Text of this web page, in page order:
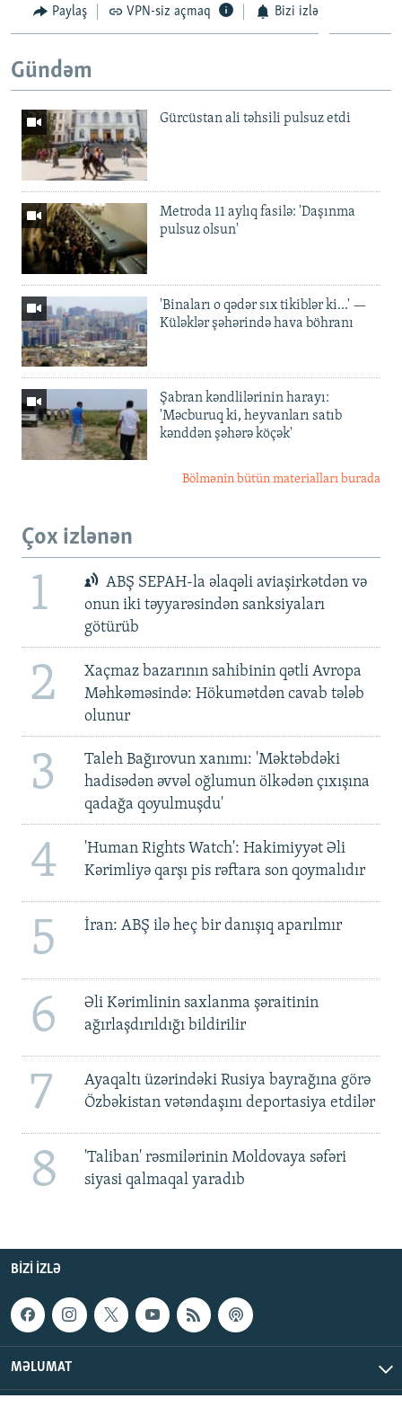
Paylaş VPN-siz açmaq Bizi izlə
Gündəm
Gürcüstan ali təhsili pulsuz etdi
Metroda 11 aylıq fasilə: 'Daşınma
pulsuz olsun'
'Binaları o qədər sıx tikiblər ki...' —
Küləklər şəhərində hava böhranı
Şabran kəndlilərinin harayı:
'Məcburuq ki, heyvanları satıb
kənddən şəhərə köçək'
Bölmənin bütün materialları burada
Çox izlənən
1
ABŞ SEPAH-la əlaqəli aviaşirkətdən və
onun iki təyyarəsindən sanksiyaları
götürüb
2
Xaçmaz bazarının sahibinin qətli Avropa
Məhkəməsində: Hökumətdən cavab tələb
olunur
3
Taleh Bağırovun xanımı: 'Məktəbdəki
hadisədən əvvəl oğlumun ölkədən çıxışına
qadağa qoyulmuşdu'
4
'Human Rights Watch': Hakimiyyət Əli
Kərimliyə qarşı pis rəftara son qoymalıdır
5 İran: ABŞ ilə heç bir danışıq aparılmır
6
Əli Kərimlinin saxlanma şəraitinin
ağırlaşdırıldığı bildirilir
7
Ayaqaltı üzərindəki Rusiya bayrağına görə
Özbəkistan vətəndaşını deportasiya etdilər
8
'Taliban' rəsmilərinin Moldovaya səfəri
siyasi qalmaqal yaradıb
BIZI IZLƏ
MƏLUMAT